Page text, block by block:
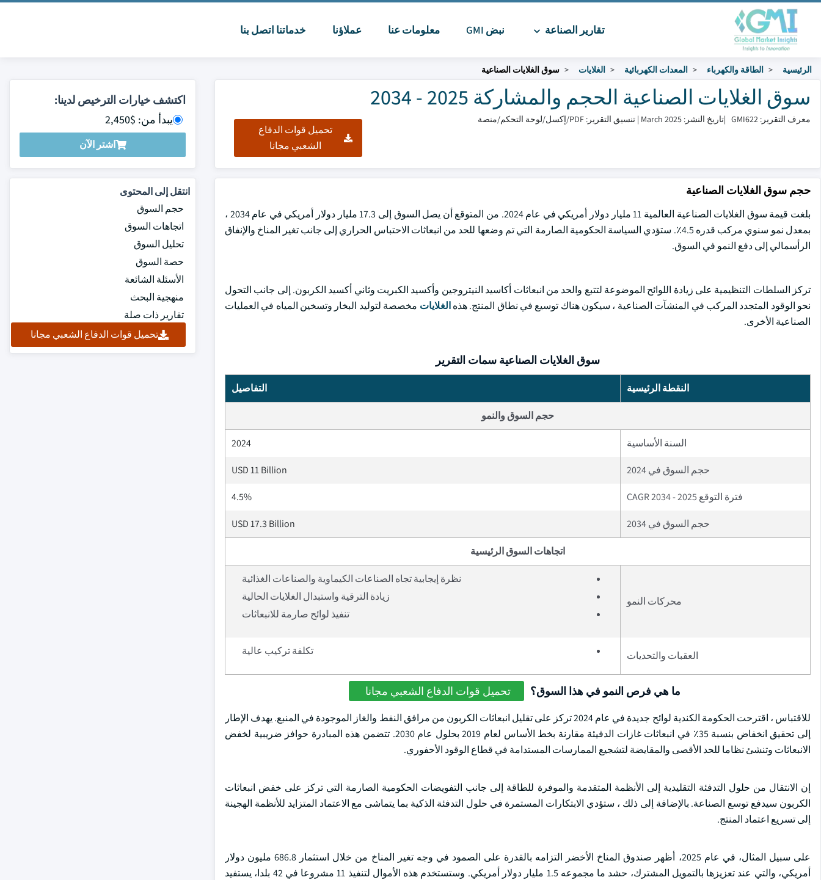
تقارير الصناعة نبض GMI معلومات عنا عملاؤنا خدماتنا اتصل بنا
الرئيسية الطاقة والكهرباء المعدات الكهربائية الغلايات سوق الغلايات الصناعية
سوق الغلايات الصناعية الحجم والمشاركة 2025 - 2034
معرف التقرير: GMI622 |تاريخ النشر: March 2025 | تنسيق التقرير: PDF/إكسل/لوحة التحكم/منصة
تحميل قوات الدفاع
الشعبي مجانا
اكتشف خيارات الترخيص لدينا:
يبدأ من: $2,450
اشتر الآن
حجم سوق الغلايات الصناعية
بلغت قيمة سوق الغلايات الصناعية العالمية 11 مليار دولار أمريكي في عام 2024. من المتوقع أن يصل السوق إلى 17.3 مليار دولار أمريكي في عام 2034 ،
بمعدل نمو سنوي مركب قدره 4.5٪. ستؤدي السياسة الحكومية الصارمة التي تم وضعها للحد من انبعاثات الاحتباس الحراري إلى جانب تغير المناخ والإنفاق
الرأسمالي إلى دفع النمو في السوق.
تركز السلطات التنظيمية على زيادة اللوائح الموضوعة لتتبع والحد من انبعاثات أكاسيد النيتروجين وأكسيد الكبريت وثاني أكسيد الكربون. إلى جانب التحول
نحو الوقود المتجدد المركب في المنشآت الصناعية ، سيكون هناك توسيع في نطاق المنتج. هذهالغلايات مخصصة لتوليد البخار وتسخين المياه في العمليات
الصناعية الأخرى.
سوق الغلايات الصناعية سمات التقرير
النقطة الرئيسية التفاصيل
حجم السوق والنمو
السنة الأساسية 2024
حجم السوق في 2024 USD 11 Billion
فترة التوقع 2025 - 2034 CAGR 4.5%
حجم السوق في 2034 USD 17.3 Billion
اتجاهات السوق الرئيسية
محركات النمو
نظرة إيجابية تجاه الصناعات الكيماوية والصناعات الغذائية
زيادة الترقية واستبدال الغلايات الحالية
تنفيذ لوائح صارمة للانبعاثات
العقبات والتحديات تكلفة تركيب عالية
ما هي فرص النمو في هذا السوق؟ تحميل قوات الدفاع الشعبي مجانا
للاقتباس ، اقترحت الحكومة الكندية لوائح جديدة في عام 2024 تركز على تقليل انبعاثات الكربون من مرافق النفط والغاز الموجودة في المنبع. يهدف الإطار
إلى تحقيق انخفاض بنسبة 35٪ في انبعاثات غازات الدفيئة مقارنة بخط الأساس لعام 2019 بحلول عام 2030. تتضمن هذه المبادرة حوافز ضريبية لخفض
الانبعاثات وتنشئ نظاما للحد الأقصى والمقايضة لتشجيع الممارسات المستدامة في قطاع الوقود الأحفوري.
إن الانتقال من حلول التدفئة التقليدية إلى الأنظمة المتقدمة والموفرة للطاقة إلى جانب التفويضات الحكومية الصارمة التي تركز على خفض انبعاثات
الكربون سيدفع توسع الصناعة. بالإضافة إلى ذلك ، ستؤدي الابتكارات المستمرة في حلول التدفئة الذكية بما يتماشى مع الاعتماد المتزايد للأنظمة الهجينة
إلى تسريع اعتماد المنتج.
على سبيل المثال، في عام 2025، أظهر صندوق المناخ الأخضر التزامه بالقدرة على الصمود في وجه تغير المناخ من خلال استثمار 686.8 مليون دولار
أمريكي، والتي عند تعزيزها بالتمويل المشترك، حشد ما مجموعه 1.5 مليار دولار أمريكي. وستستخدم هذه الأموال لتنفيذ 11 مشروعا في 42 بلدا، يستفيد
انتقل إلى المحتوى
حجم السوق
اتجاهات السوق
تحليل السوق
حصة السوق
الأسئلة الشائعة
منهجية البحث
تقارير ذات صلة
تحميل قوات الدفاع الشعبي مجانا